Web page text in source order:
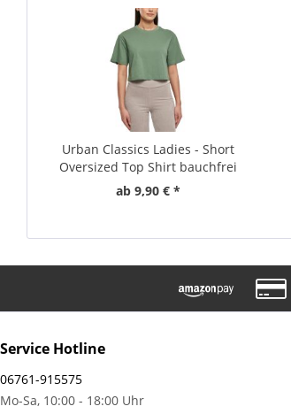
Urban Classics Ladies - Short
Oversized Top Shirt bauchfrei
ab 9,90 € *
Service Hotline
06761-915575
Mo-Sa, 10:00 - 18:00 Uhr